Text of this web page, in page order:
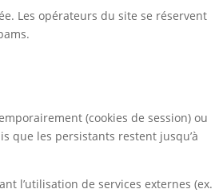
Les opérateurs du site se réservent
(cookies de session) ou
que les persistants restent jusqu’à
l’utilisation de services externes (ex.